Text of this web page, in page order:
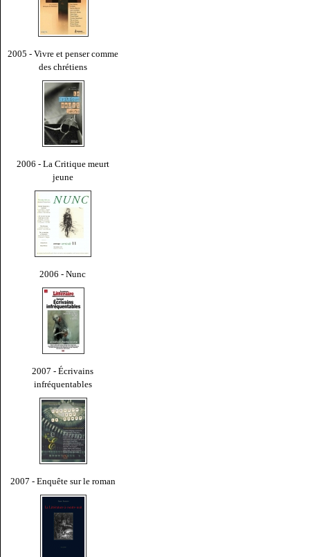
2005 - Vivre et penser comme
des chrétiens
2006 - La Critique meurt
jeune
2006 - Nunc
2007 - Écrivains
infréquentables
2007 - Enquête sur le roman